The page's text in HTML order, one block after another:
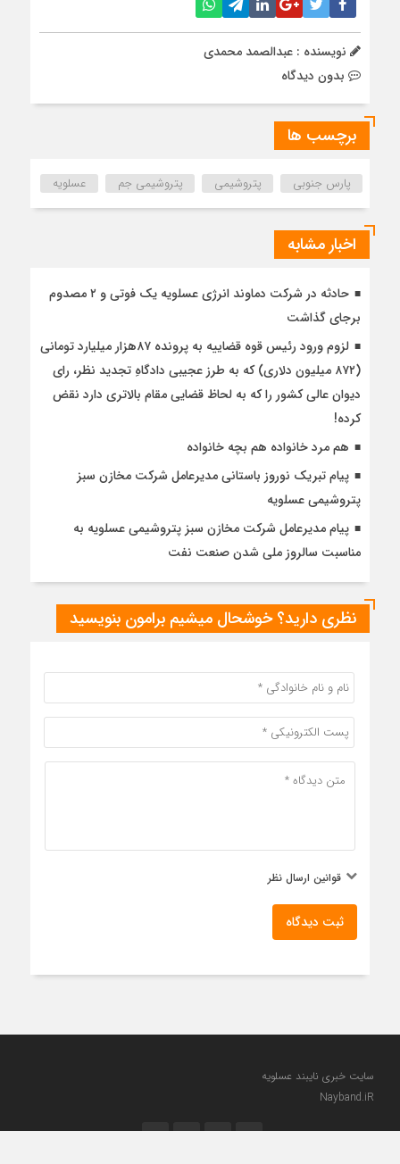
نویسنده : عبدالصمد محمدی
بدون دیدگاه
برچسب ها
پارس جنوبی پتروشیمی پتروشیمی جم عسلویه
اخبار مشابه
حادثه در شرکت دماوند انرژی عسلویه یک فوتی و ۲ مصدوم
برجای گذاشت
‏لزوم ورود رئیس قوه قضاییه به پرونده ۸۷هزار میلیارد تومانی
(۸۷۲ میلیون دلاری) که به طرز عجیبی دادگاهِ تجدید نظر، رای
دیوان عالی کشور را که به لحاظ قضایی مقام بالاتری دارد نقض
کرده!
هم مرد خانواده هم بچه خانواده‌
پیام تبریک نوروز باستانی مدیرعامل شرکت مخازن سبز
پتروشیمی عسلویه
پیام مدیرعامل شرکت مخازن سبز پتروشیمی عسلویه به
مناسبت سالروز ملی شدن صنعت نفت
نظری دارید؟ خوشحال میشیم برامون بنویسید
قوانین ارسال نظر
ثبت دیدگاه
سایت خبری نایبند عسلویه
Nayband.iR